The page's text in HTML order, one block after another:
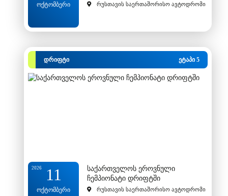
ოქტომბერი რუსთავის საერთაშორისო ავტოდრომი
დრიფტი ეტაპი 5
11
ოქტომბერი
2026
საქართველოს ეროვნული
ჩემპიონატი დრიფტში
რუსთავის საერთაშორისო ავტოდრომი